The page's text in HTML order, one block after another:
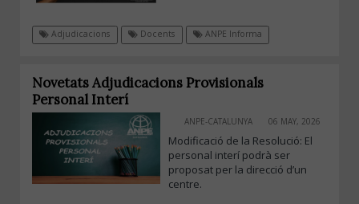
Adjudicacions Docents ANPE Informa
Novetats Adjudicacions Provisionals
Personal Interí
ANPE-CATALUNYA 06 MAY, 2026
Modificació de la Resolució: El
personal interí podrà ser
proposat per la direcció d’un
centre.